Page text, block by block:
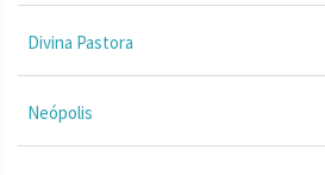
Divina Pastora
Neópolis